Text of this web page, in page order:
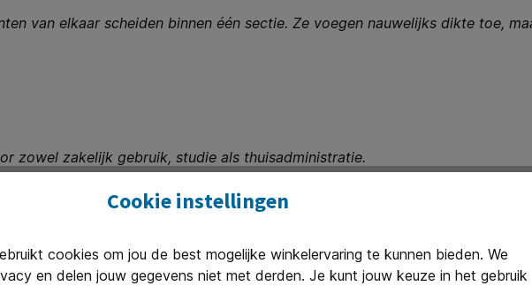
van elkaar scheiden binnen één sectie. Ze voegen nauwelijks dikte toe,
zowel zakelijk gebruik, studie als thuisadministratie.
creëer je een overzichtelijke, professionele en flexibel ingerichte map die
en scheidingsstroken
Cookie instellingen
cookies om jou de best mogelijke winkelervaring te kunnen bieden. We
en delen jouw gegevens niet met derden. Je kunt jouw keuze in het gebruik